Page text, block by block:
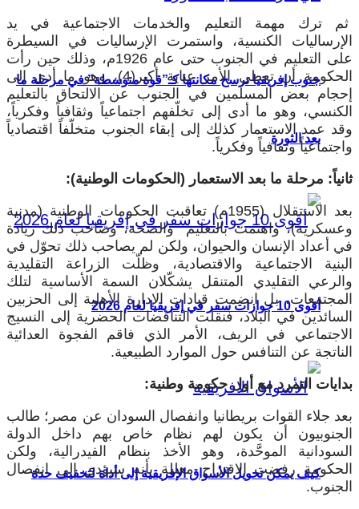
جنوب إفريقيا ترسخ مكانتها كـ”قوة متوسطة” في مرحلة ما
بعد الثورة
أقوى 10 جوازات سفر في إفريقيا لعام 2026
كيف يمكن تحويل الأسواق الإفريقية إلى أداة لتخفيف حدة
ثم ترك مهمة التعليم والخدمات الاجتماعية في يد
الإرساليات الكنسية، واستمرت الإرساليات في السيطرة
على التعليم في الجنوب حتى عام 1926م، وذلك حين رأت
الحكومة أن تعطي الأمر عناية أكبر(4)، وهو ما أدى إلى
إحجام بعض المسلمين في الجنوب عن الالتحاق بالتعليم
الكنسي، وهو ما أدى إلى تخلّفهم اجتماعياً وثقافياً وفكرياً،
وقد عمد الاستعمار كذلك إلى إبقاء الجنوب متخلّفاً اقتصادياً
واجتماعياً وثقافياً وفكرياً.
ثانياً: مرحلة ما بعد الاستعمار (الحكومات الوطنية):
بعد الاستقلال (1955م) تعاقبت الحكومات الوطنية (مدنية
وعسكرية)، واهتمت بالتعليم والصحة، وصاحب ذلك زيادة
في أعداد الإنسان والحيوان، ولكن لم يصاحب ذلك تحوّل في
البنية الاجتماعية والاقتصادية، وظلّت الزراعة التقليدية
والرعي التقليدي المتنقل يشكّلان السمة الأساسية لتلك
المجتمعات، بل انضمت قيادات الإدارة الأهلية إلى الحزبين
السائدين في البلاد، فنقلت التناقضات الحضرية إلى النسيج
الاجتماعي في الريف، الأمر الذي فاقم الفجوة العدائية
الناتجة عن التنافس حول الموارد الطبيعية.
بدايات التمرد مع أول حكومة وطنية:
بعد جلاء القوات بريطانيا وانفصال السودان عن مصر؛ طالب
الجنوبيون أن يكون لهم نظام خاص بهم داخل الدولة
السودانية الموحَّدة، وهو الأخذ بنظام الفيدرالية، ولكن
الحكومة رفضت الاقتراح معللة بأنه سيؤدي إلى انفصال
الجنوب.